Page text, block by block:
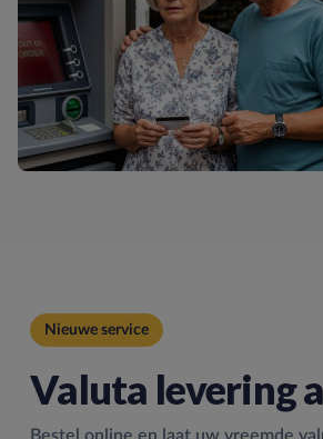
Nieuwe service
Valuta levering